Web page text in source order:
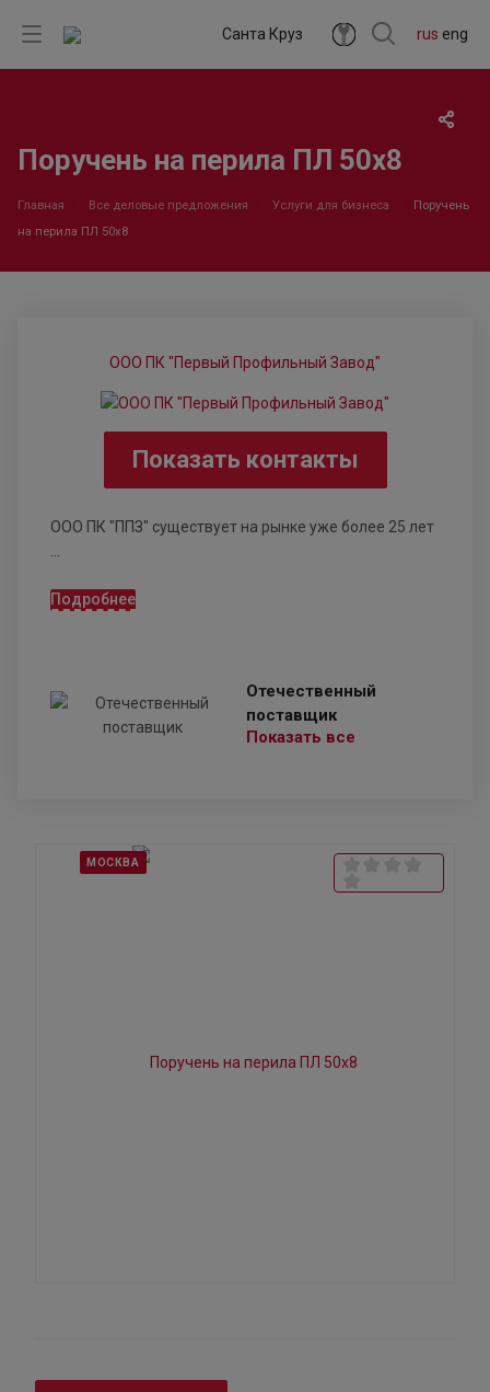
rus eng
Санта Круз
Поручень на перила ПЛ 50х8
Главная Все деловые предложения Услуги для бизнеса
Поручень
на перила ПЛ 50х8
ООО ПК "Первый Профильный Завод"
Показать контакты
ООО ПК "ППЗ" существует на рынке уже более 25 лет
Подробнее
Отечественный
поставщик
Показать все
МОСКВА